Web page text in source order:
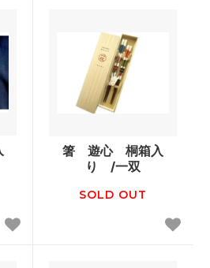
箸 遊心 桐箱入
り /一双
SOLD OUT